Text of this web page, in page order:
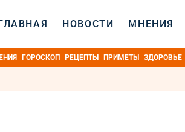
НОВОСТИ МНЕНИЯ
ГОРОСКОП РЕЦЕПТЫ ПРИМЕТЫ ЗДОРОВЬЕ